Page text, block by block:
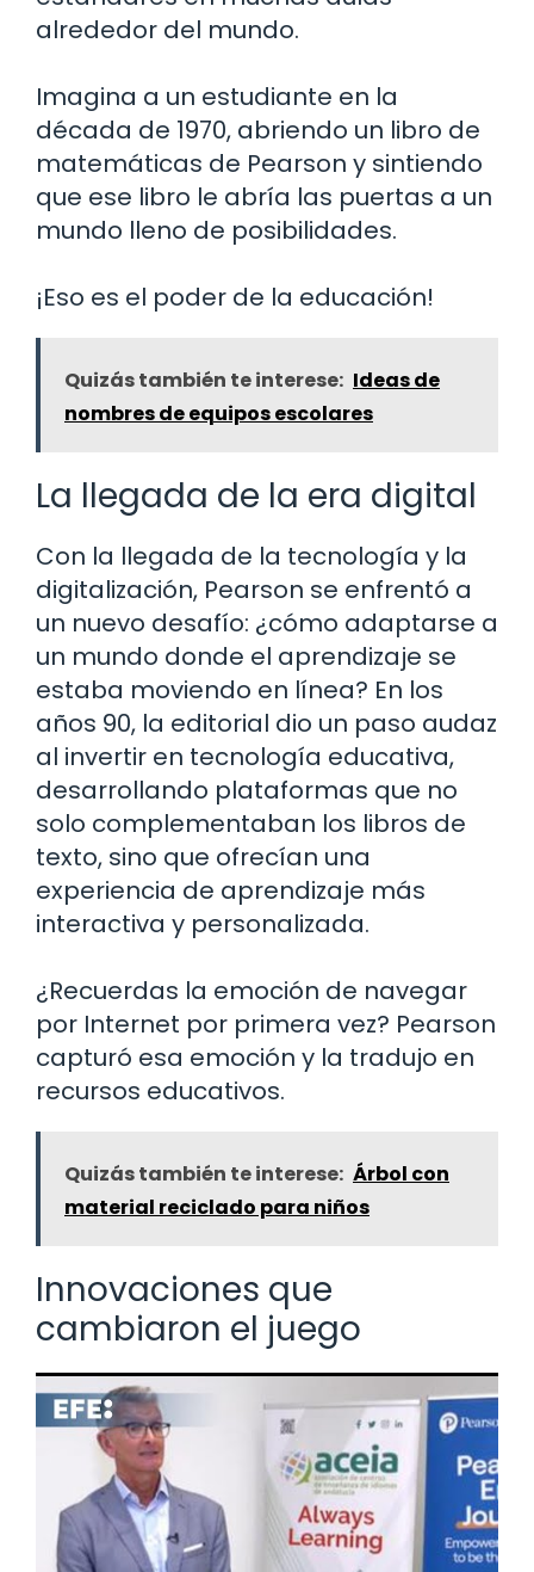
alrededor del mundo.
Imagina a un estudiante en la
década de 1970, abriendo un libro de
matemáticas de Pearson y sintiendo
que ese libro le abría las puertas a un
mundo lleno de posibilidades.
¡Eso es el poder de la educación!
Quizás también te interese: Ideas de
nombres de equipos escolares
La llegada de la era digital
Con la llegada de la tecnología y la
digitalización, Pearson se enfrentó a
un nuevo desafío: ¿cómo adaptarse a
un mundo donde el aprendizaje se
estaba moviendo en línea? En los
años 90, la editorial dio un paso audaz
al invertir en tecnología educativa,
desarrollando plataformas que no
solo complementaban los libros de
texto, sino que ofrecían una
experiencia de aprendizaje más
interactiva y personalizada.
¿Recuerdas la emoción de navegar
por Internet por primera vez? Pearson
capturó esa emoción y la tradujo en
recursos educativos.
Quizás también te interese: Árbol con
material reciclado para niños
Innovaciones que
cambiaron el juego